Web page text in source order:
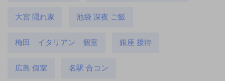
大宮 隠れ家 池袋 深夜 ご飯
梅田 イタリアン 個室 銀座 接待
広島 個室 名駅 合コン